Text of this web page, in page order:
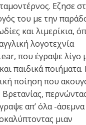
Εζησε
του με την
και λιμερίκια,
λογοτεχνία
που έγραψε λίγο
παιδικά
ποίηση που
απ’ όλα -άσεμνα
μιαν